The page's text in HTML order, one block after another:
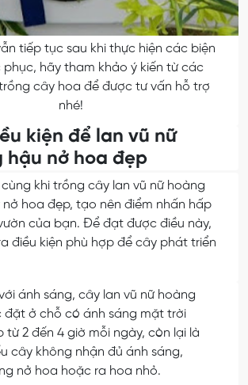
tiếp tục sau khi thực hiện các biện
hãy tham khảo ý kiến từ các
cây hoa để được tư vấn hỗ trợ
nhé!
kiện để lan vũ nữ
hậu nở hoa đẹp
khi trồng cây lan vũ nữ hoàng
nở hoa đẹp, tạo nên điểm nhấn hấp
của bạn. Để đạt được điều này,
điều kiện phù hợp để cây phát triển
ánh sáng, cây lan vũ nữ hoàng
đặt ở chỗ có ánh sáng mặt trời
từ 2 đến 4 giờ mỗi ngày, còn lại là
cây không nhận đủ ánh sáng,
nở hoa hoặc ra hoa nhỏ.